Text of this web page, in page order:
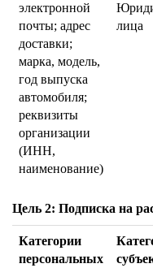
электронной
почты; адрес
доставки;
марка, модель,
год выпуска
автомобиля;
реквизиты
организации
(ИНН,
наименование)
лица
Цель 2: Подписка на
Категории
персональных